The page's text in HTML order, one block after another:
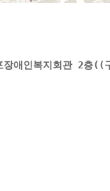
애인복지회관 2층((